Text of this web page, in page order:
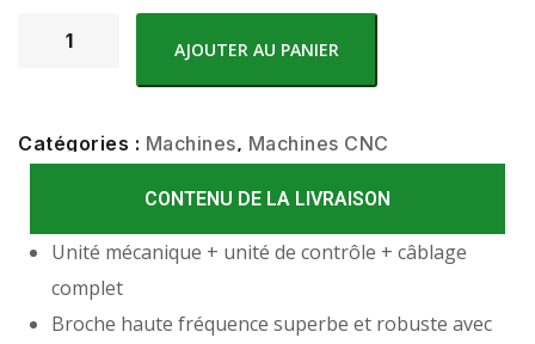
AJOUTER AU PANIER
Catégories : Machines, Machines CNC
Description
CONTENU DE LA LIVRAISON
Unité mécanique + unité de contrôle + câblage
complet
Broche haute fréquence superbe et robuste avec